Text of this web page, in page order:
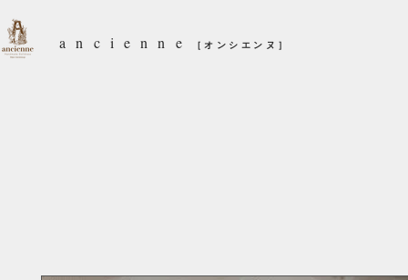
ancienne ［オンシエンヌ］